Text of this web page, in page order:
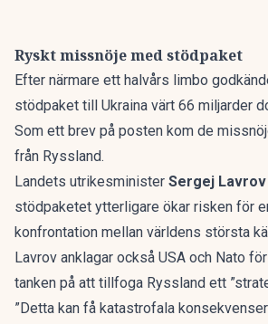
Ryskt missnöje med stödpaket
Efter närmare ett halvårs limbo
stödpaket till Ukraina värt 66 miljarder
Som ett brev på posten kom de
från Ryssland.
Landets utrikesminister Sergej Lavrov
stödpaketet ytterligare ökar risken för
konfrontation mellan världens största
Lavrov anklagar också USA och Nato
tanken på att tillfoga Ryssland ett
”Detta kan få katastrofala